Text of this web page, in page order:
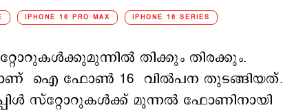
IPHONE 16 PRO MAX IPHONE 16 SERIES
തിക്കും തിരക്കും.
ഐ ഫോണ്‍ 16 വില്‍പന തുടങ്ങിയത്.
സ്റ്റോറുകള്‍ക്ക് മുന്നല്‍ ഫോണിനായി